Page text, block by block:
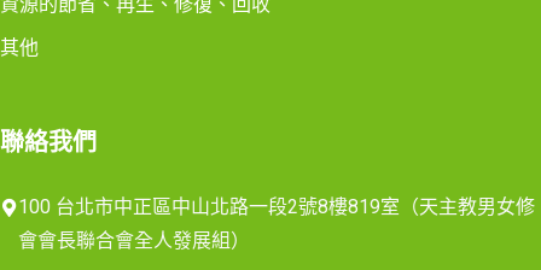
其他
聯絡我們
100 台北市中正區中山北路一段2號8樓819室（天主教男女修
會會長聯合會全人發展組）